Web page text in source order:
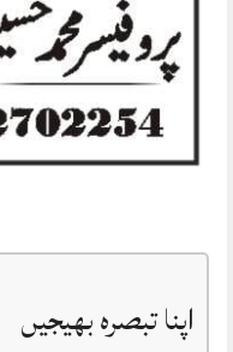
اپنا تبصرہ بھیجیں